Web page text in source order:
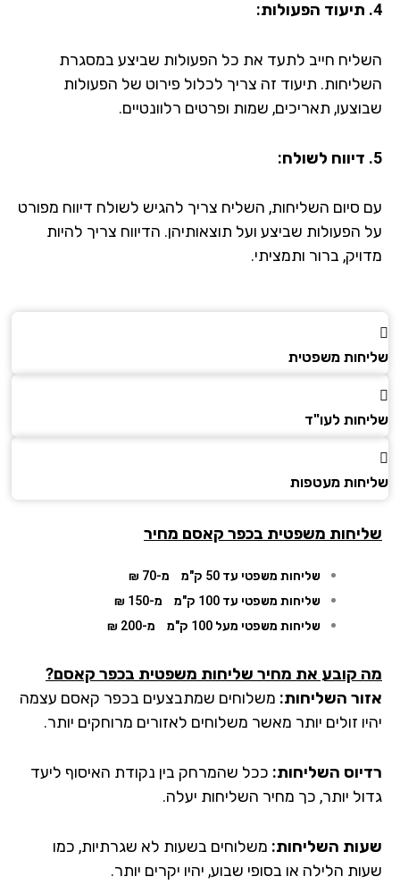
חייב לתעד את כל הפעולות שביצע במסגרת
תיעוד זה צריך לכלול פירוט של הפעולות
תאריכים, שמות ופרטים רלוונטיים.
סיום השליחות, השליח צריך להגיש לשולח דיווח מפורט
הפעולות שביצע ועל תוצאותיהן. הדיווח צריך להיות
ברור ותמציתי.
משפטית
לעו"ד
מעטפות
משפטית בכפר קאסם מחיר
שליחות משפטי עד 50 ק"מ
מ-70 ₪
שליחות משפטי עד 100 ק"מ
מ-150 ₪
שליחות משפטי מעל 100 ק"מ
מ-200 ₪
קובע את מחיר שליחות משפטית בכפר קאסם?
השליחות:משלוחים שמתבצעיםבכפר קאסםעצמה
זולים יותר מאשר משלוחים לאזורים מרוחקים יותר.
השליחות:ככל שהמרחק בין נקודת האיסוף ליעד
יותר, כך מחיר השליחות יעלה.
השליחות:משלוחים בשעות לא שגרתיות, כמו
הלילה או בסופי שבוע, יהיו יקרים יותר.